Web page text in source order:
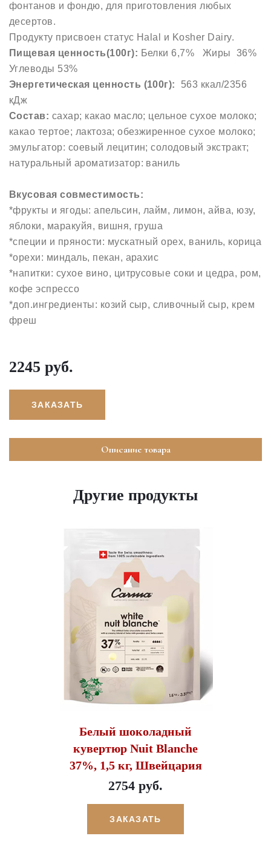
фонтанов и фондю, для приготовления любых
десертов.
Продукту присвоен статус Halal и Kosher Dairy.
Пищевая ценность(100г): Белки 6,7% Жиры 36%
Углеводы 53%
Энергетическая ценность (100г):
563 ккал/2356
кДж
Состав: сахар; какао масло; цельное сухое молоко;
какао тертое; лактоза; обезжиренное сухое молоко;
эмульгатор: соевый лецитин; солодовый экстракт;
натуральный ароматизатор: ваниль
Вкусовая совместимость:
*фрукты и ягоды: апельсин, лайм, лимон, айва, юзу,
яблоки, маракуйя, вишня, груша
*специи и пряности: мускатный орех, ваниль, корица
*орехи: миндаль, пекан, арахис
*напитки: сухое вино, цитрусовые соки и цедра, ром,
кофе эспрессо
*доп.ингредиенты: козий сыр, сливочный сыр, крем
фреш
2245 руб.
ЗАКАЗАТЬ
Описание товара
Другие продукты
Белый шоколадный
кувертюр Nuit Blanche
37%, 1,5 кг, Швейцария
2754 руб.
ЗАКАЗАТЬ